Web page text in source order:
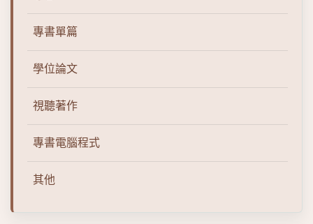
專書單篇
學位論文
視聽著作
專書電腦程式
其他